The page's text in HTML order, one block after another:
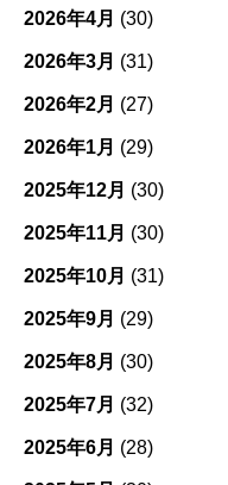
2026年4月 (30)
2026年3月 (31)
2026年2月 (27)
2026年1月 (29)
2025年12月 (30)
2025年11月 (30)
2025年10月 (31)
2025年9月 (29)
2025年8月 (30)
2025年7月 (32)
2025年6月 (28)